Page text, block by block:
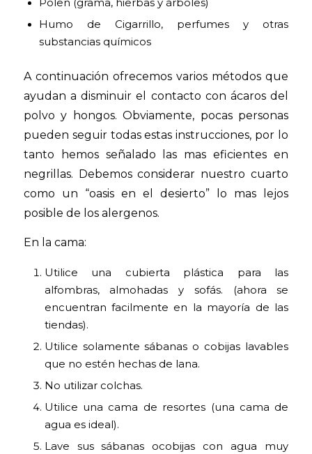
Polen (grama, hierbas y árboles)
Humo de Cigarrillo, perfumes y otras
substancias químicos
A continuación ofrecemos varios métodos que
ayudan a disminuir el contacto con ácaros del
polvo y hongos. Obviamente, pocas personas
pueden seguir todas estas instrucciones, por lo
tanto hemos señalado las mas eficientes en
negrillas. Debemos considerar nuestro cuarto
como un “oasis en el desierto” lo mas lejos
posible de los alergenos.
En la cama:
Utilice una cubierta plástica para las
alfombras, almohadas y sofás. (ahora se
encuentran facilmente en la mayoría de las
tiendas).
Utilice solamente sábanas o cobijas lavables
que no estén hechas de lana.
No utilizar colchas.
Utilice una cama de resortes (una cama de
agua es ideal).
Lave sus sábanas ocobijas con agua muy